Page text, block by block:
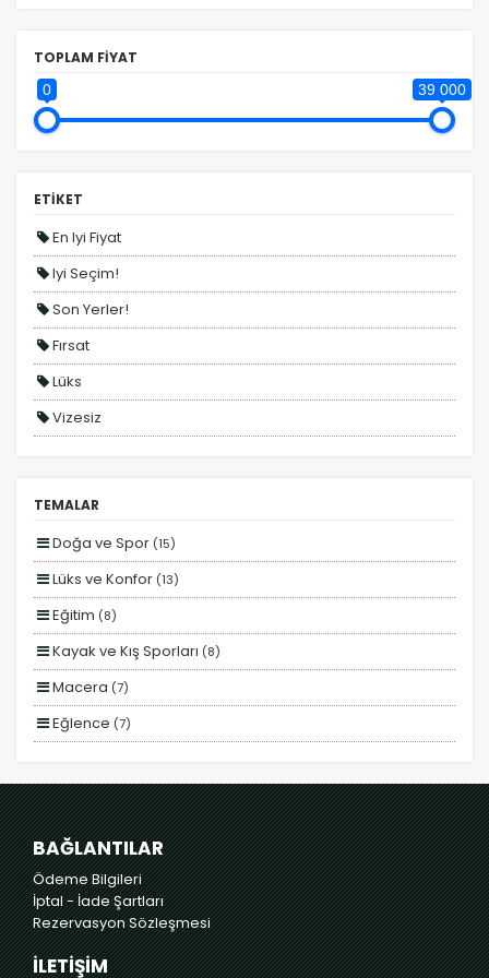
edersiniz, ancak daha az alakalı olabilirler.
TOPLAM FİYAT
0 39 000
ETİKET
En Iyi Fiyat
Iyi Seçim!
Son Yerler!
Fırsat
Lüks
Vizesiz
Planlanan
Otobüs Ile
Uçak Ile
Ekstralar Dahil
TEMALAR
Doğa ve Spor (15)
Lüks ve Konfor (13)
Eğitim (8)
Kayak ve Kış Sporları (8)
Macera (7)
Eğlence (7)
Romantizm ve Balayı(7)
Deniz(7)
Otel ve Konaklama(7)
BAĞLANTILAR
Ödeme Bilgileri
İptal - İade Şartları
Rezervasyon Sözleşmesi
İLETİŞİM